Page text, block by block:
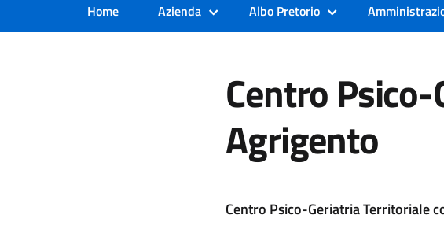
Home Azienda Albo Pretorio
Centro
Agrigento
Centro Psico-Geriatria Territoriale